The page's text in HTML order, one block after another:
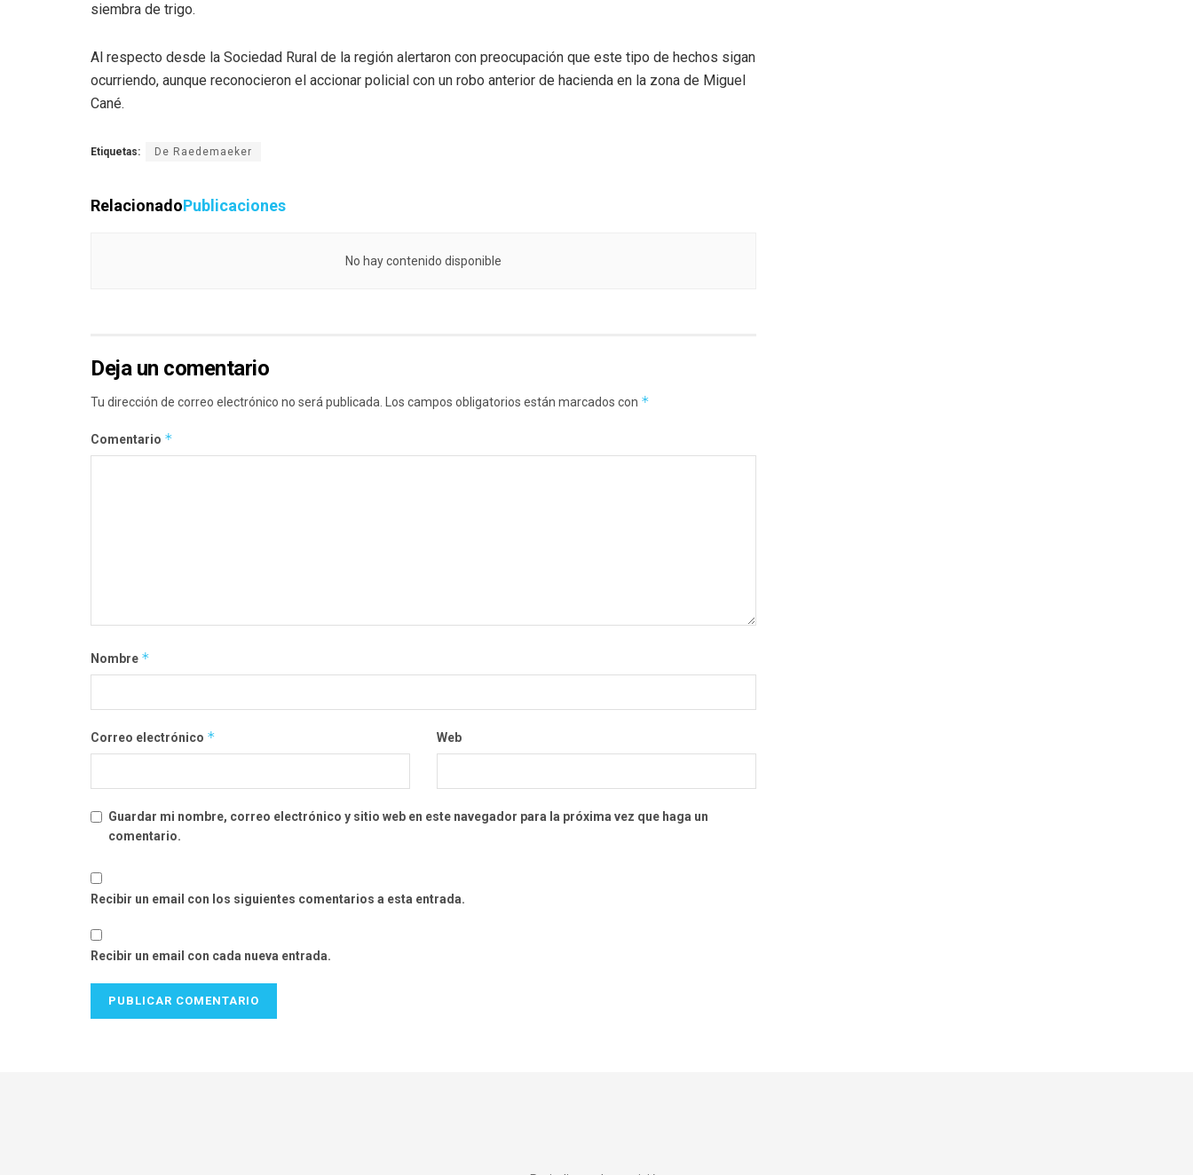
siembra de trigo.
Al respecto desde la Sociedad Rural de la región alertaron con preocupación que este tipo de hechos sigan
ocurriendo, aunque reconocieron el accionar policial con un robo anterior de hacienda en la zona de Miguel
Cané.
Etiquetas: De Raedemaeker
RelacionadoPublicaciones
No hay contenido disponible
Deja un comentario
Tu dirección de correo electrónico no será publicada. Los campos obligatorios están marcados con *
Comentario *
Nombre *
Correo electrónico * Web
Guardar mi nombre, correo electrónico y sitio web en este navegador para la próxima vez que haga un
comentario.
Recibir un email con los siguientes comentarios a esta entrada.
Recibir un email con cada nueva entrada.